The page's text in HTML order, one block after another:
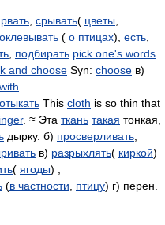
рвать срывать( цветы
( о птицах), есть
подбирать pick one's words
and choose Syn: choose в)
This cloth is so thin that
. ≈ Эта ткань такая тонкая,
дырку. б) просверливать
в) разрыхлять( киркой)
( ягоды) ;
(в частности птицу) г) перен.